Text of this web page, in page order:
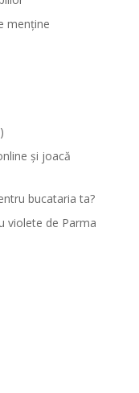
menține
și joacă
bucataria ta?
violete de Parma